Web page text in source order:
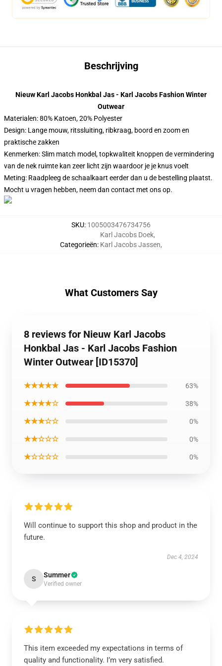
Beschrijving
Nieuw Karl Jacobs Honkbal Jas - Karl Jacobs Fashion Winter
Outwear
Materialen: 80% Katoen, 20% Polyester
Design: Lange mouw, ritssluiting, ribkraag, boord en zoom en
praktische zakken
Kenmerken: Slim match model, topkwaliteit knoppen de vermindering
van de nek ruimte kan zeer licht zijn waardoor je je knus voelt
Meting: Raadpleeg de schaalkaart eerder dan u de bestelling plaatst.
Mocht u vragen hebben, neem dan contact met ons op.
SKU: 1005003476734756
Categorieën:
Karl Jacobs Doek,
Karl Jacobs Jassen,
What Customers Say
8 reviews for Nieuw Karl Jacobs
Honkbal Jas - Karl Jacobs Fashion
Winter Outwear [ID15370]
★★★★★ 63%
★★★★☆ 38%
★★★☆☆ 0%
★★☆☆☆ 0%
★☆☆☆☆ 0%
Will continue to support this shop and product in the
future.
Dec 4, 2024
S Summer
Verified owner
This item exceeded my expectations in terms of
quality and functionality. I’m very satisfied.